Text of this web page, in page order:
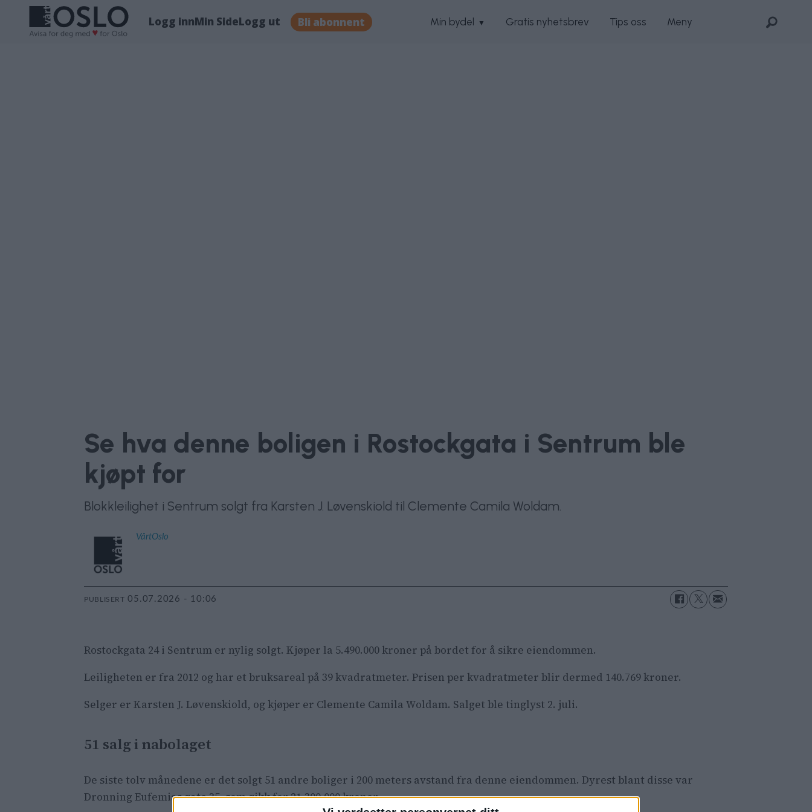
Logg innMin SideLogg ut Bli abonnent Min bydel Gratis nyhetsbrev Tips oss Meny
Se hva denne boligen i Rostockgata i Sentrum ble
kjøpt for
Blokkleilighet i Sentrum solgt fra Karsten J. Løvenskiold til Clemente Camila Woldam.
VårtOslo
PUBLISERT 05.07.2026 - 10:06
Rostockgata 24 i Sentrum er nylig solgt. Kjøper la 5.490.000 kroner på bordet for å sikre eiendommen.
Leiligheten er fra 2012 og har et bruksareal på 39 kvadratmeter. Prisen per kvadratmeter blir dermed 140.769 kroner.
Selger er Karsten J. Løvenskiold, og kjøper er Clemente Camila Woldam. Salget ble tinglyst 2. juli.
51 salg i nabolaget
De siste tolv månedene er det solgt 51 andre boliger i 200 meters avstand fra denne eiendommen. Dyrest blant disse var
Dronning Eufemias gate 35, som gikk for 21.300.000 kroner.